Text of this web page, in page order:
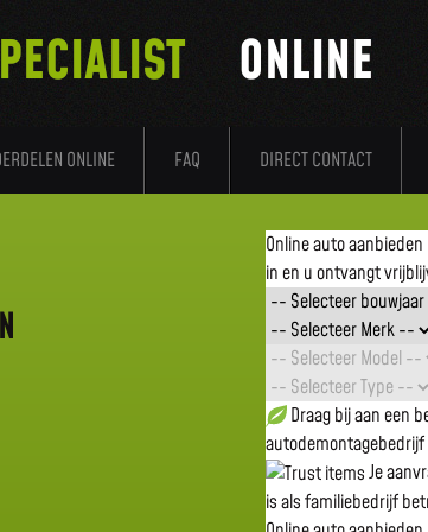
ONLINE FAQ DIRECT CONTACT
ONLINE
Online auto aanbieden
in en u ontvangt
Draag bij aan een
autodemontagebedrijf
Je
is als familiebedrijf